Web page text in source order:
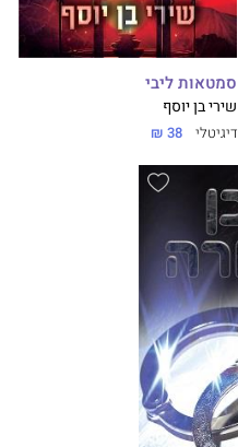
סמטאות ליבי
שירי בן יוסף
דיגיטלי 38 ₪